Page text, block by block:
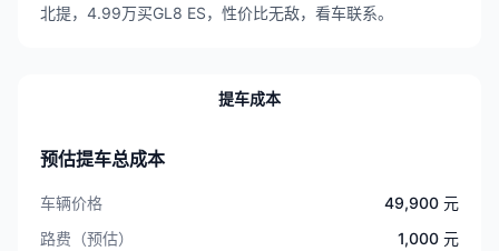
北提，4.99万买GL8 ES，性价比无敌，看车联系。
提车成本
预估提车总成本
车辆价格
49,900 元
路费（预估）
1,000 元